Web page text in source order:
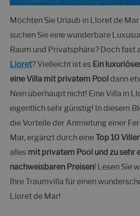
Möchten Sie Urlaub in Lloret de
suchen Sie eine wunderbare
Raum und Privatsphäre? Doch fast
Lloret? Vielleicht ist es Ein
eine Villa mit privatem Pool dann
Nein überhaupt nicht! Eine Villa in
eigentlich sehr günstig! In diesem
die Vorteile der Anmietung einer
Mar, ergänzt durch eineTop 10
alles mit privatem Pool und zu sehr
nachweisbaren Preisen! Lesen Sie
Ihre Traumvilla für einen
Lloret de Mar!